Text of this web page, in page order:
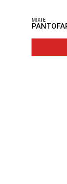
MIXTE